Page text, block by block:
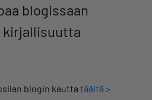
blogissaan
kirjallisuutta
blogin kautta täältä >